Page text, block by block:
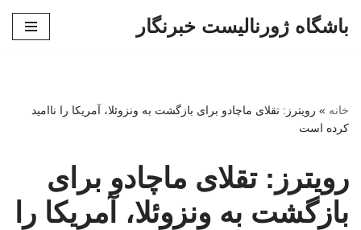
باشگاه ژورنالیست خبرنگار
خانه » رویترز: تقلای ماچادو برای بازگشت به ونزوئلا، آمریکا را ناامید
کرده است
رویترز: تقلای ماچادو برای
بازگشت به ونزوئلا، آمریکا را